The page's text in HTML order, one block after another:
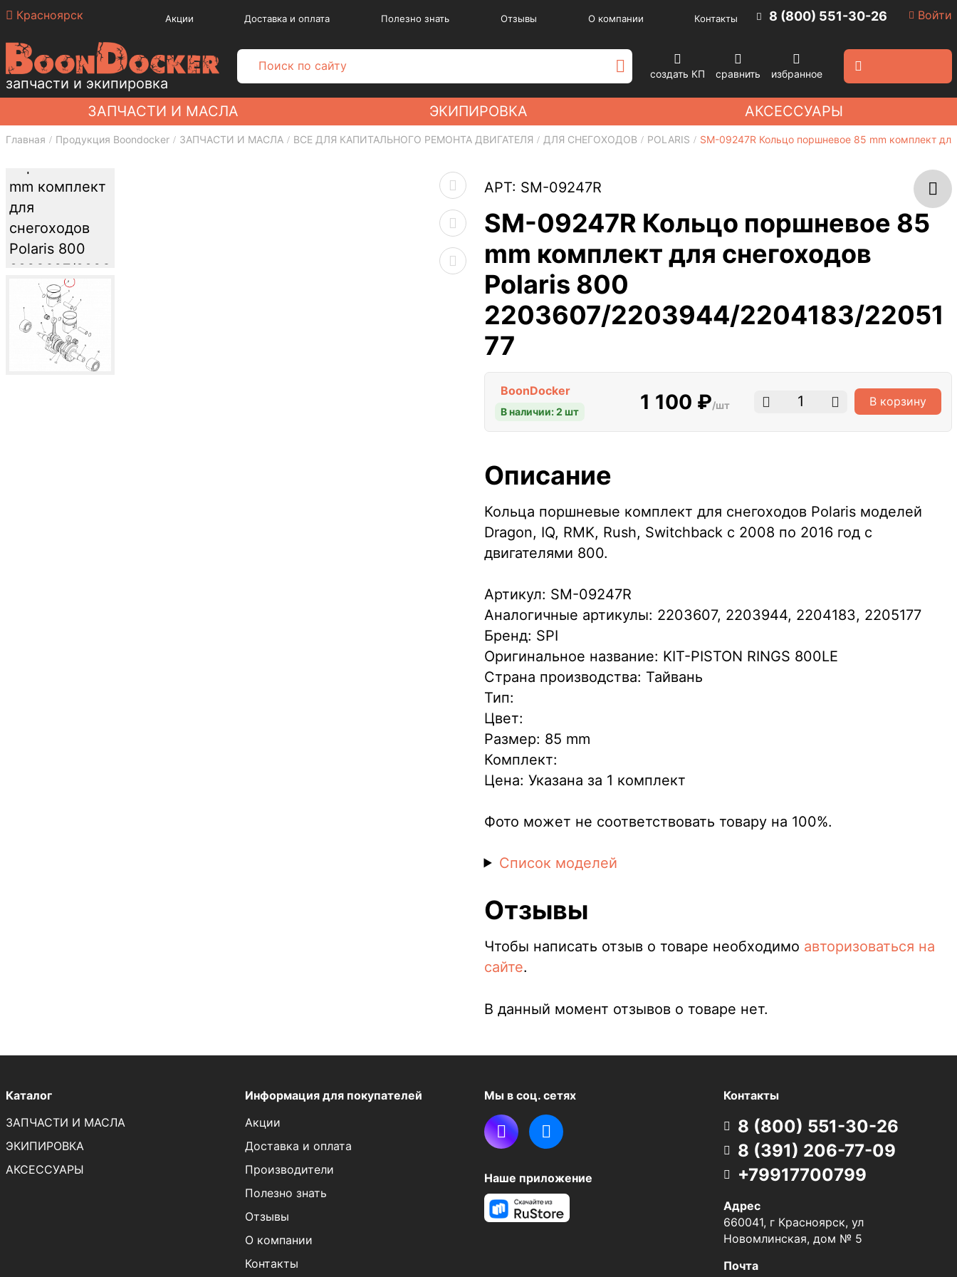
Красноярск Акции Доставка и оплата Полезно знать Отзывы О компании Контакты 8 (800) 551-30-26 Войти
запчасти и экипировка
создать КП сравнить избранное
ЗАПЧАСТИ И МАСЛА ЭКИПИРОВКА АКСЕССУАРЫ
Главная Продукция Boondocker ЗАПЧАСТИ И МАСЛА ВСЕ ДЛЯ КАПИТАЛЬНОГО РЕМОНТА ДВИГАТЕЛЯ ДЛЯ СНЕГОХОДОВ POLARIS SM-09247R Кольцо поршневое 85 mm комплект
АРТ: SM-09247R
SM-09247R Кольцо поршневое 85
mm комплект для снегоходов
Polaris 800
2203607/2203944/2204183/22051
77
BoonDocker
В наличии: 2 шт 1 100 ₽/шт В корзину
Описание
Кольца поршневые комплект для снегоходов Polaris моделей
Dragon, IQ, RMK, Rush, Switchback с 2008 по 2016 год с
двигателями 800.
Артикул: SM-09247R
Аналогичные артикулы: 2203607, 2203944, 2204183, 2205177
Бренд: SPI
Оригинальное название: KIT-PISTON RINGS 800LE
Страна производства: Тайвань
Тип:
Цвет:
Размер: 85 mm
Комплект:
Цена: Указана за 1 комплект
Фото может не соответствовать товару на 100%.
Список моделей
Отзывы
Чтобы написать отзыв о товаре необходимо авторизоваться на
сайте.
В данный момент отзывов о товаре нет.
Каталог
ЗАПЧАСТИ И МАСЛА
ЭКИПИРОВКА
АКСЕССУАРЫ
Информация для покупателей
Акции
Доставка и оплата
Производители
Полезно знать
Отзывы
О компании
Контакты
Мы в соц. сетях
Наше приложение
Контакты
8 (800) 551-30-26
8 (391) 206-77-09
+79917700799
Адрес
660041, г Красноярск, ул
Новомлинская, дом № 5
Почта